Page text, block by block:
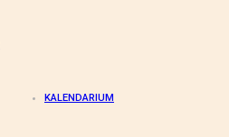
KALENDARIUM